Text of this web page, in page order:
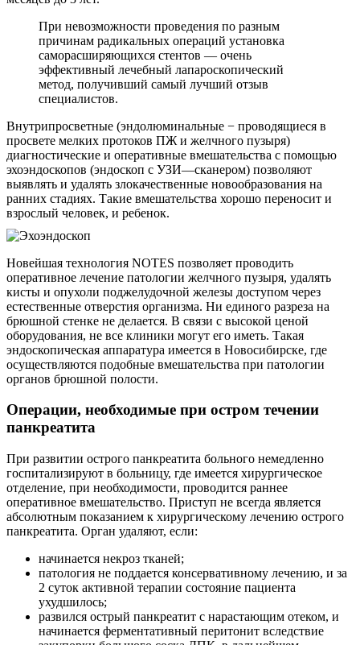
При невозможности проведения по разным
причинам радикальных операций установка
саморасширяющихся стентов — очень
эффективный лечебный лапароскопический
метод, получивший самый лучший отзыв
специалистов.
Внутрипросветные (эндолюминальные − проводящиеся в
просвете мелких протоков ПЖ и желчного пузыря)
диагностические и оперативные вмешательства с помощью
эхоэндоскопов (эндоскоп с УЗИ—сканером) позволяют
выявлять и удалять злокачественные новообразования на
ранних стадиях. Такие вмешательства хорошо переносит и
взрослый человек, и ребенок.
Новейшая технология NOTES позволяет проводить
оперативное лечение патологии желчного пузыря, удалять
кисты и опухоли поджелудочной железы доступом через
естественные отверстия организма. Ни единого разреза на
брюшной стенке не делается. В связи с высокой ценой
оборудования, не все клиники могут его иметь. Такая
эндоскопическая аппаратура имеется в Новосибирске, где
осуществляются подобные вмешательства при патологии
органов брюшной полости.
Операции, необходимые при остром течении
панкреатита
При развитии острого панкреатита больного немедленно
госпитализируют в больницу, где имеется хирургическое
отделение, при необходимости, проводится раннее
оперативное вмешательство. Приступ не всегда является
абсолютным показанием к хирургическому лечению острого
панкреатита. Орган удаляют, если:
начинается некроз тканей;
патология не поддается консервативному лечению, и за
2 суток активной терапии состояние пациента
ухудшилось;
развился острый панкреатит с нарастающим отеком, и
начинается ферментативный перитонит вследствие